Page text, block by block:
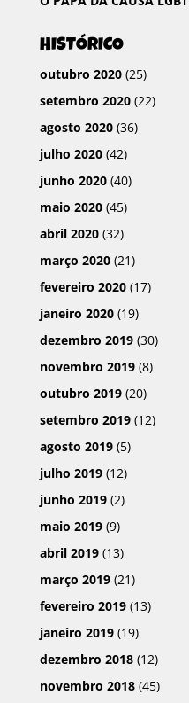
HISTÓRICO
outubro 2020(25)
setembro 2020(22)
agosto 2020(36)
julho 2020(42)
junho 2020(40)
maio 2020(45)
abril 2020(32)
março 2020(21)
fevereiro 2020(17)
janeiro 2020(19)
dezembro 2019(30)
novembro 2019(8)
outubro 2019(20)
setembro 2019(12)
agosto 2019(5)
julho 2019(12)
junho 2019(2)
maio 2019(9)
abril 2019(13)
março 2019(21)
fevereiro 2019(13)
janeiro 2019(19)
dezembro 2018(12)
novembro 2018(45)